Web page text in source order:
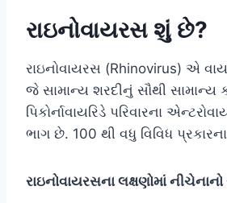
રાઇનોવાયરસ શું છે?
રાઇનોવાયરસ (Rhinovirus) એ
જે સામાન્ય શરદીનું સૌથી સામાન્ય
પિકોર્નાવાયરિડે પરિવારના
ભાગ છે. 100 થી વધુ વિવિધ
રાઇનોવાયરસના લક્ષણોમાં